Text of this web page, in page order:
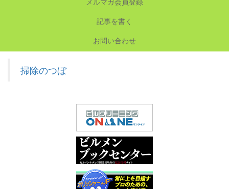
記事を書く
お問い合わせ
掃除のつぼ